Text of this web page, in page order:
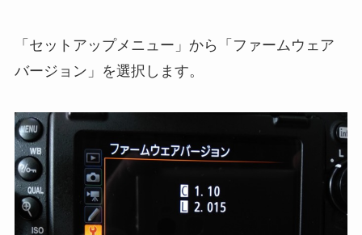
「セットアップメニュー」から「ファームウェア
バージョン」を選択します。